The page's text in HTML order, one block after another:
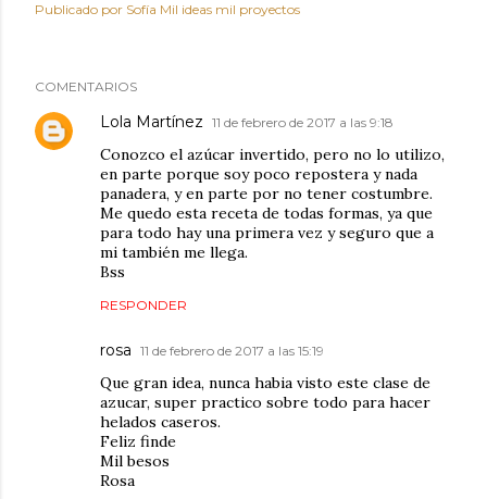
Publicado por Sofía Mil ideas mil proyectos
COMENTARIOS
Lola Martínez 11 de febrero de 2017 a las 9:18
Conozco el azúcar invertido, pero no lo utilizo,
en parte porque soy poco repostera y nada
panadera, y en parte por no tener costumbre.
Me quedo esta receta de todas formas, ya que
para todo hay una primera vez y seguro que a
mi también me llega.
Bss
RESPONDER
rosa 11 de febrero de 2017 a las 15:19
Que gran idea, nunca habia visto este clase de
azucar, super practico sobre todo para hacer
helados caseros.
Feliz finde
Mil besos
Rosa